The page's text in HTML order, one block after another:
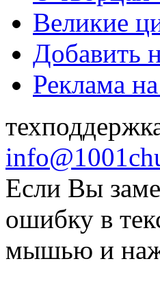
Великие
Добавить
Реклама
Если Вы
ошибку в
мышью и